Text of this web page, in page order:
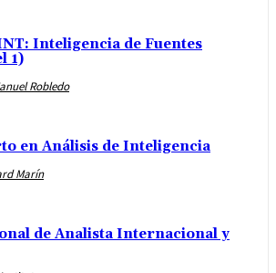
Inteligencia de Fuentes
1)
Robledo
en Análisis de Inteligencia
Marín
de Analista Internacional y